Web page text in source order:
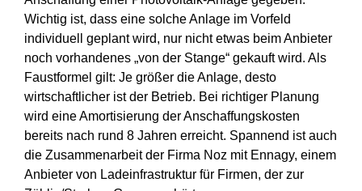
Wichtig ist, dass eine solche Anlage im Vorfeld
individuell geplant wird, nur nicht etwas beim Anbieter
noch vorhandenes „von der Stange“ gekauft wird. Als
Faustformel gilt: Je größer die Anlage, desto
wirtschaftlicher ist der Betrieb. Bei richtiger Planung
wird eine Amortisierung der Anschaffungskosten
bereits nach rund 8 Jahren erreicht. Spannend ist auch
die Zusammenarbeit der Firma Noz mit Ennagy, einem
Anbieter von Ladeinfrastruktur für Firmen, der zur